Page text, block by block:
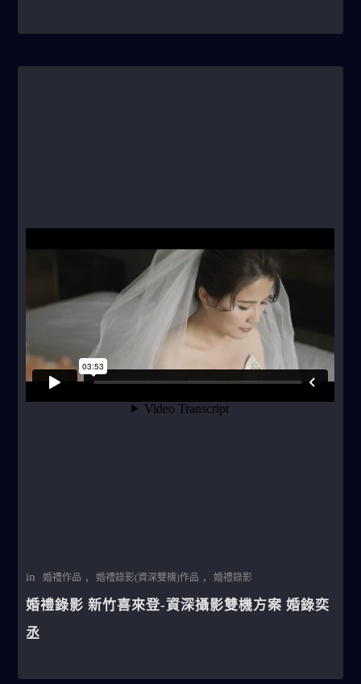
in 婚禮作品 , 婚禮錄影(資深雙機)作品 , 婚禮錄影
婚禮錄影 新竹喜來登-資深攝影雙機方案 婚錄奕
丞